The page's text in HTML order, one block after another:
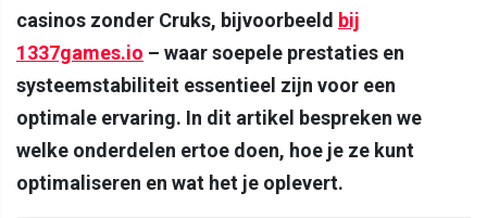
casinos zonder Cruks, bijvoorbeeld bij
1337games.io – waar soepele prestaties en
systeemstabiliteit essentieel zijn voor een
optimale ervaring. In dit artikel bespreken we
welke onderdelen ertoe doen, hoe je ze kunt
optimaliseren en wat het je oplevert.